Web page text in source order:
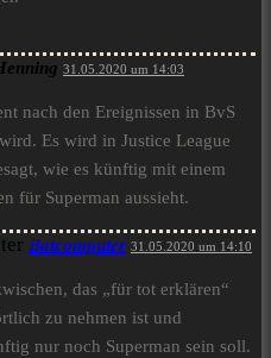
31.05.2020 um 14:03
nach den Ereignissen in BvS
Es wird in Justice League
wie es künftig mit einem
für Superman aussieht.
Batcomputer 31.05.2020 um 14:10
das „für tot erklären“
zu nehmen ist und
nur noch Superman sein soll.